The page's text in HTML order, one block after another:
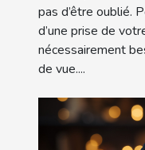
pas d’être oublié.
d’une prise de
nécessairement
de vue....